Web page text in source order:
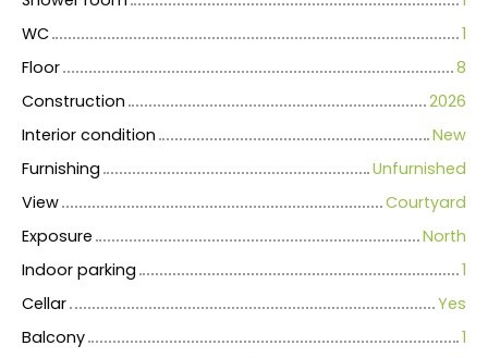
WC
1
Floor
8
Construction
2026
Interior condition
New
Furnishing
Unfurnished
View
Courtyard
Exposure
North
Indoor parking
1
Cellar
Yes
Balcony
1